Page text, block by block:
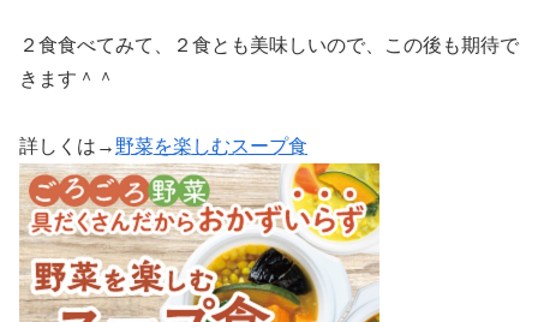
２食食べてみて、２食とも美味しいので、この後も期待で
きます＾＾
詳しくは→ 野菜を楽しむスープ食